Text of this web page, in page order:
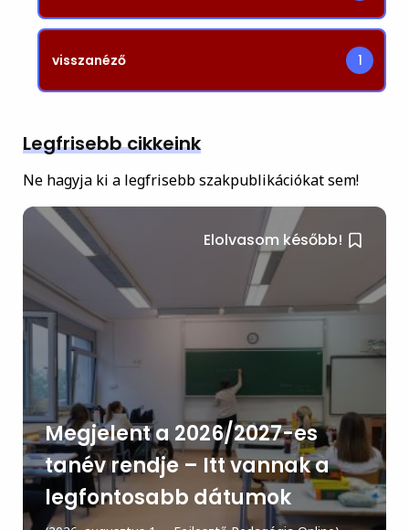
visszanéző 1
Legfrisebb cikkeink
Ne hagyja ki a legfrisebb szakpublikációkat sem!
Elolvasom később!
Megjelent a 2026/2027-es
tanév rendje – Itt vannak a
legfontosabb dátumok